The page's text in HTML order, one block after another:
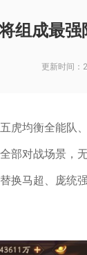
组成最强
更新时间：
虎均衡全能队
部对战场景，
换马超、庞统